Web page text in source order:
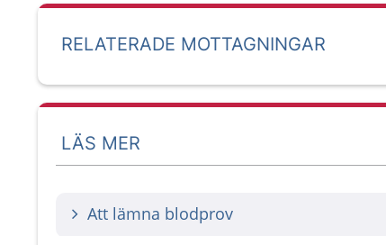
RELATERADE MOTTAGNINGAR
LÄS MER
Att lämna blodprov